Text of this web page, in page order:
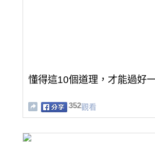
懂得這10個道理，才能過好
352觀看